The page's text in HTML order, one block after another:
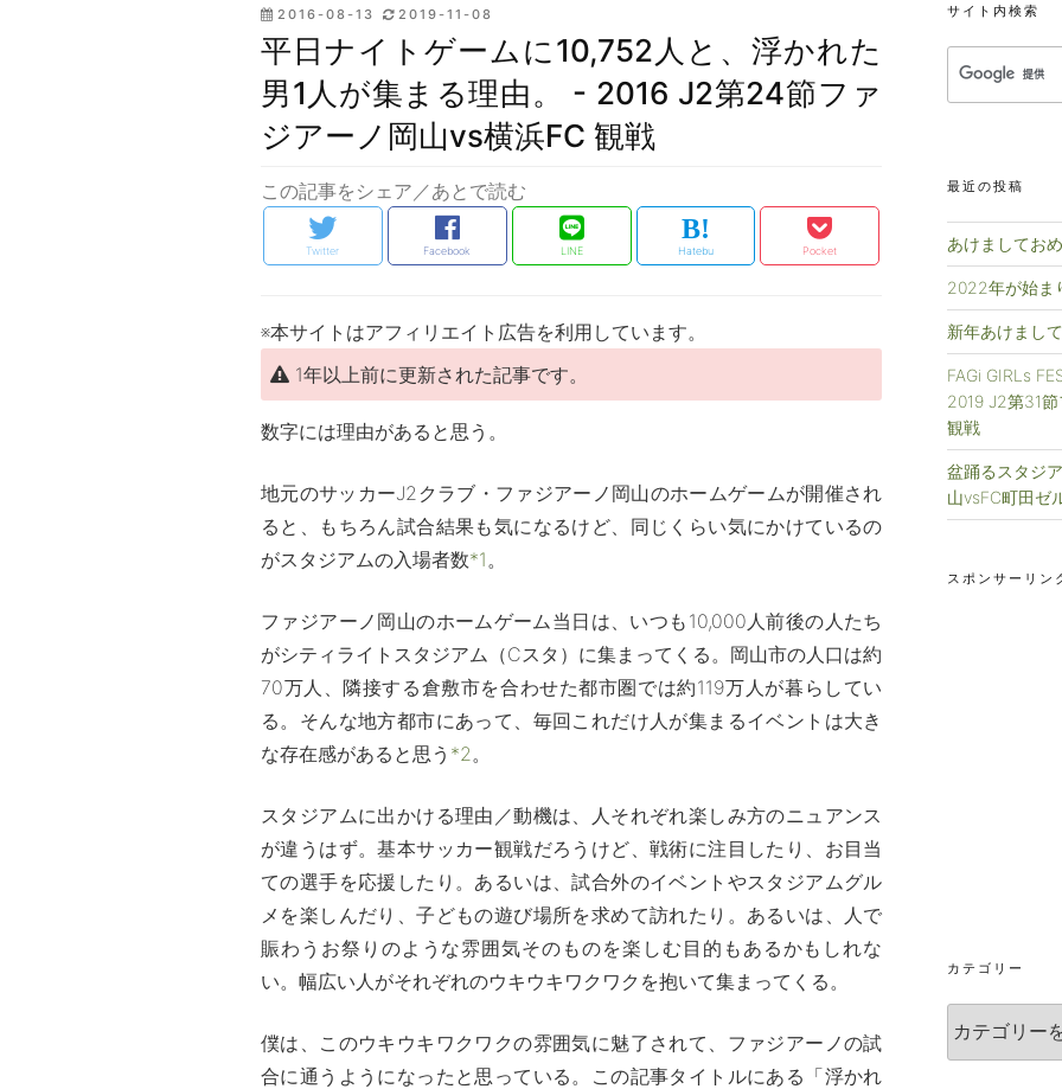
投
日:
2016-08-13 2019-11-08
平日ナイトゲームに10,752人と、浮かれた
男1人が集まる理由。 - 2016 J2第24節ファ
ジアーノ岡山vs横浜FC 観戦
この記事をシェア／あとで読む
Twitter Facebook LINE Hatebu Pocket
※本サイトはアフィリエイト広告を利用しています。
1年以上前に更新された記事です。
数字には理由があると思う。
地元のサッカーJ2クラブ・ファジアーノ岡山のホームゲームが開催され
ると、もちろん試合結果も気になるけど、同じくらい気にかけているの
がスタジアムの入場者数*1 。
ファジアーノ岡山のホームゲーム当日は、いつも10,000人前後の人たち
がシティライトスタジアム（Cスタ）に集まってくる。岡山市の人口は約
70万人、隣接する倉敷市を合わせた都市圏では約119万人が暮らしてい
る。そんな地方都市にあって、毎回これだけ人が集まるイベントは大き
な存在感があると思う *2 。
スタジアムに出かける理由／動機は、人それぞれ楽しみ方のニュアンス
が違うはず。基本サッカー観戦だろうけど、戦術に注目したり、お目当
ての選手を応援したり。あるいは、試合外のイベントやスタジアムグル
メを楽しんだり、子どもの遊び場所を求めて訪れたり。あるいは、人で
賑わうお祭りのような雰囲気そのものを楽しむ目的もあるかもしれな
い。幅広い人がそれぞれのウキウキワクワクを抱いて集まってくる。
僕は、このウキウキワクワクの雰囲気に魅了されて、ファジアーノの試
合に通うようになったと思っている。この記事タイトルにある「浮かれ
サイト内検索
最近の投稿
あけましてお
2022年が始ま
新年あけまし
FAGi GIRLs
2019 J2第31
観戦
盆踊るスタジ
山vsFC町田ゼ
スポンサーリン
カテゴリー
テ
ゴ